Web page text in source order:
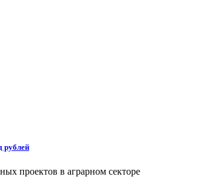
рублей
проектов в аграрном секторе